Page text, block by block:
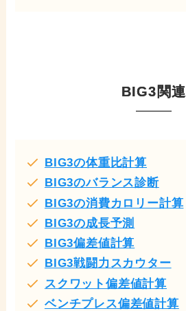
BIG3関連
BIG3の体重比計算
BIG3のバランス診断
BIG3の消費カロリー計算
BIG3の成長予測
BIG3偏差値計算
BIG3戦闘力スカウター
スクワット偏差値計算
ベンチプレス偏差値計算